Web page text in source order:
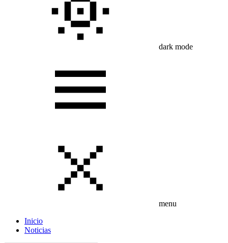
dark mode
menu
Inicio
Noticias